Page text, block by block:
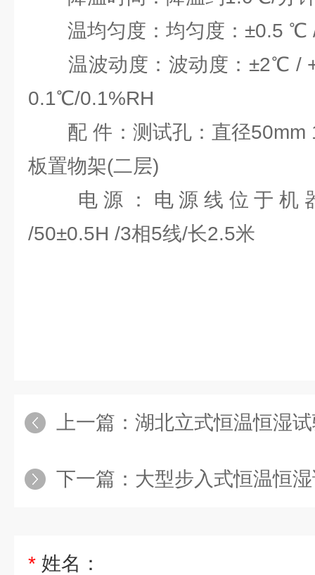
温均匀度：均匀度：±0.5 ℃ /
温波动度：波动度：±2℃ /
0.1℃/0.1%RH
配 件：测试孔：直径50mm
板置物架(二层)
电源：电源线位于机器
/50±0.5H /3相5线/长2.5米
上一篇： 湖北立式恒温恒湿
下一篇： 大型步入式恒温恒
* 姓名：